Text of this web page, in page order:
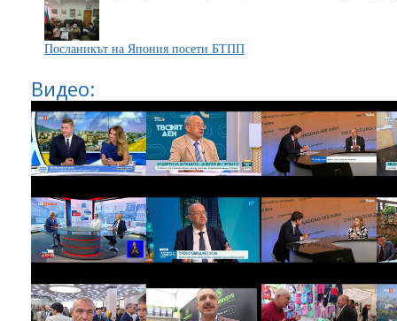
Посланикът на Япония посети БТПП
Видео: